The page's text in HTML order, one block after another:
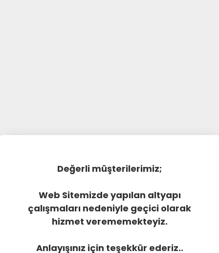
Değerli müşterilerimiz;
Web Sitemizde yapılan altyapı
çalışmaları nedeniyle geçici olarak
hizmet verememekteyiz.
Anlayışınız için teşekkür ederiz..